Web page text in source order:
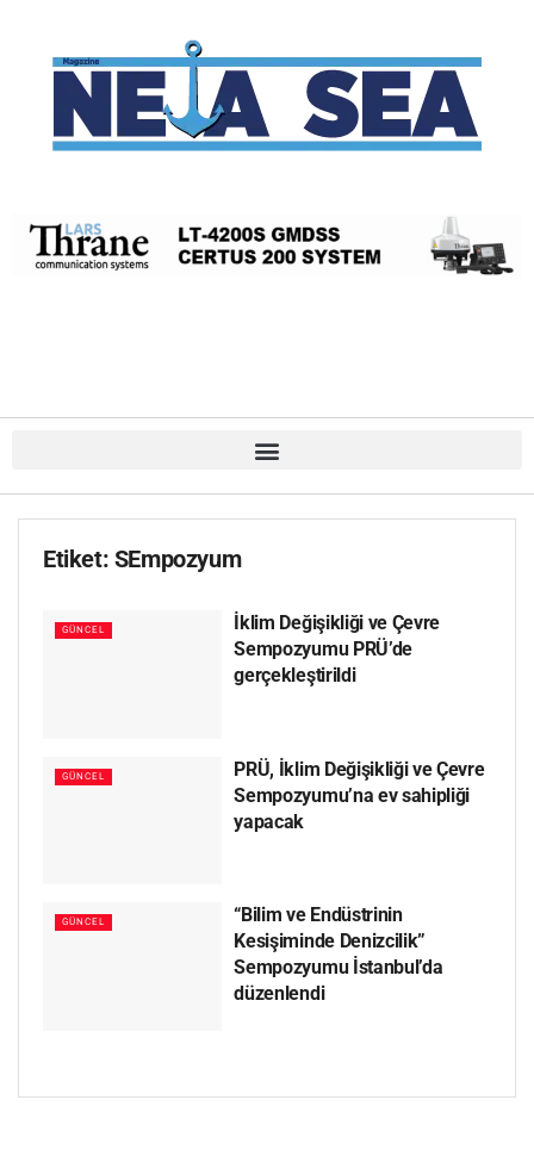
Etiket: SEmpozyum
GÜNCEL
İklim Değişikliği ve Çevre
Sempozyumu PRÜ’de
gerçekleştirildi
GÜNCEL
PRÜ, İklim Değişikliği ve Çevre
Sempozyumu’na ev sahipliği
yapacak
GÜNCEL
“Bilim ve Endüstrinin
Kesişiminde Denizcilik”
Sempozyumu İstanbul’da
düzenlendi